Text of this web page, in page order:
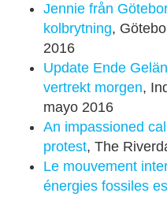
Jennie från
kolbrytning,
2016
Update Ende
vertrekt morgen,
mayo 2016
An impassioned
protest, The
Le mouvement
énergies fossiles